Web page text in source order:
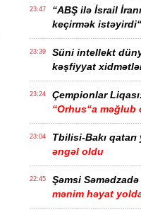
23:47
“ABŞ ilə İsrail
keçirmək
23:39
Süni intellekt
kəşfiyyat
23:24 Çempionlar
“Orhus“a məğlub
23:04 Tbilisi-Bakı
əngəl oldu
22:45 Şəmsi Səmədzadə
mənim həyat